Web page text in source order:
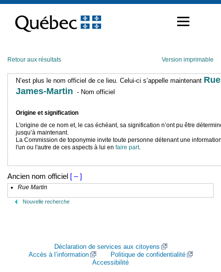
contenu
Retour aux résultats Version imprimable
N’est plus le nom officiel de ce lieu. Celui-ci s’appelle maintenant Rue
James-Martin - Nom officiel
Origine et signification
L'origine de ce nom et, le cas échéant, sa signification n’ont pu être
jusqu’à maintenant.
La Commission de toponymie invite toute personne détenant une
l'un ou l'autre de ces aspects à lui en faire part.
Ancien nom officiel [ – ]
Rue Martin
Nouvelle recherche
Déclaration de services aux citoyens
Accès à l’information
Politique de confidentialité
Accessibilité